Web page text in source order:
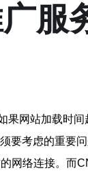
服
网站加载时
要考虑的重要问
网络连接。而